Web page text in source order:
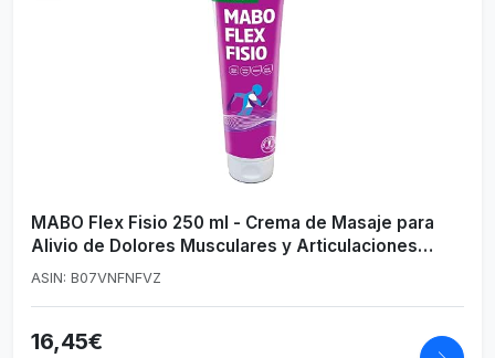
MABO Flex Fisio 250 ml - Crema de Masaje para
Alivio de Dolores Musculares y Articulaciones
Arnica Caléndula Mentol Hypericum Colágeno
ASIN: B07VNFNFVZ
16,45€